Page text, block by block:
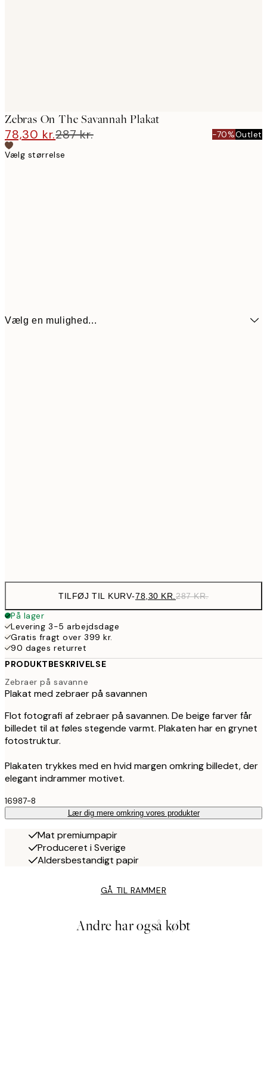
Zebras On The Savannah Plakat
78,30 kr.287 kr. -70%Outlet
Vælg størrelse
Vælg en mulighed...
TILFØJ TIL KURV-78,30 KR.287 KR.
På lager
Levering 3-5 arbejdsdage
Gratis fragt over 399 kr.
90 dages returret
PRODUKTBESKRIVELSE
Zebraer på savanne
Plakat med zebraer på savannen
Flot fotografi af zebraer på savannen. De beige farver får
billedet til at føles stegende varmt. Plakaten har en grynet
fotostruktur.
Plakaten trykkes med en hvid margen omkring billedet, der
elegant indrammer motivet.
16987-8
Lær dig mere omkring vores produkter
Mat premiumpapir
Produceret i Sverige
Aldersbestandigt papir
GÅ TIL RAMMER
Andre har også købt